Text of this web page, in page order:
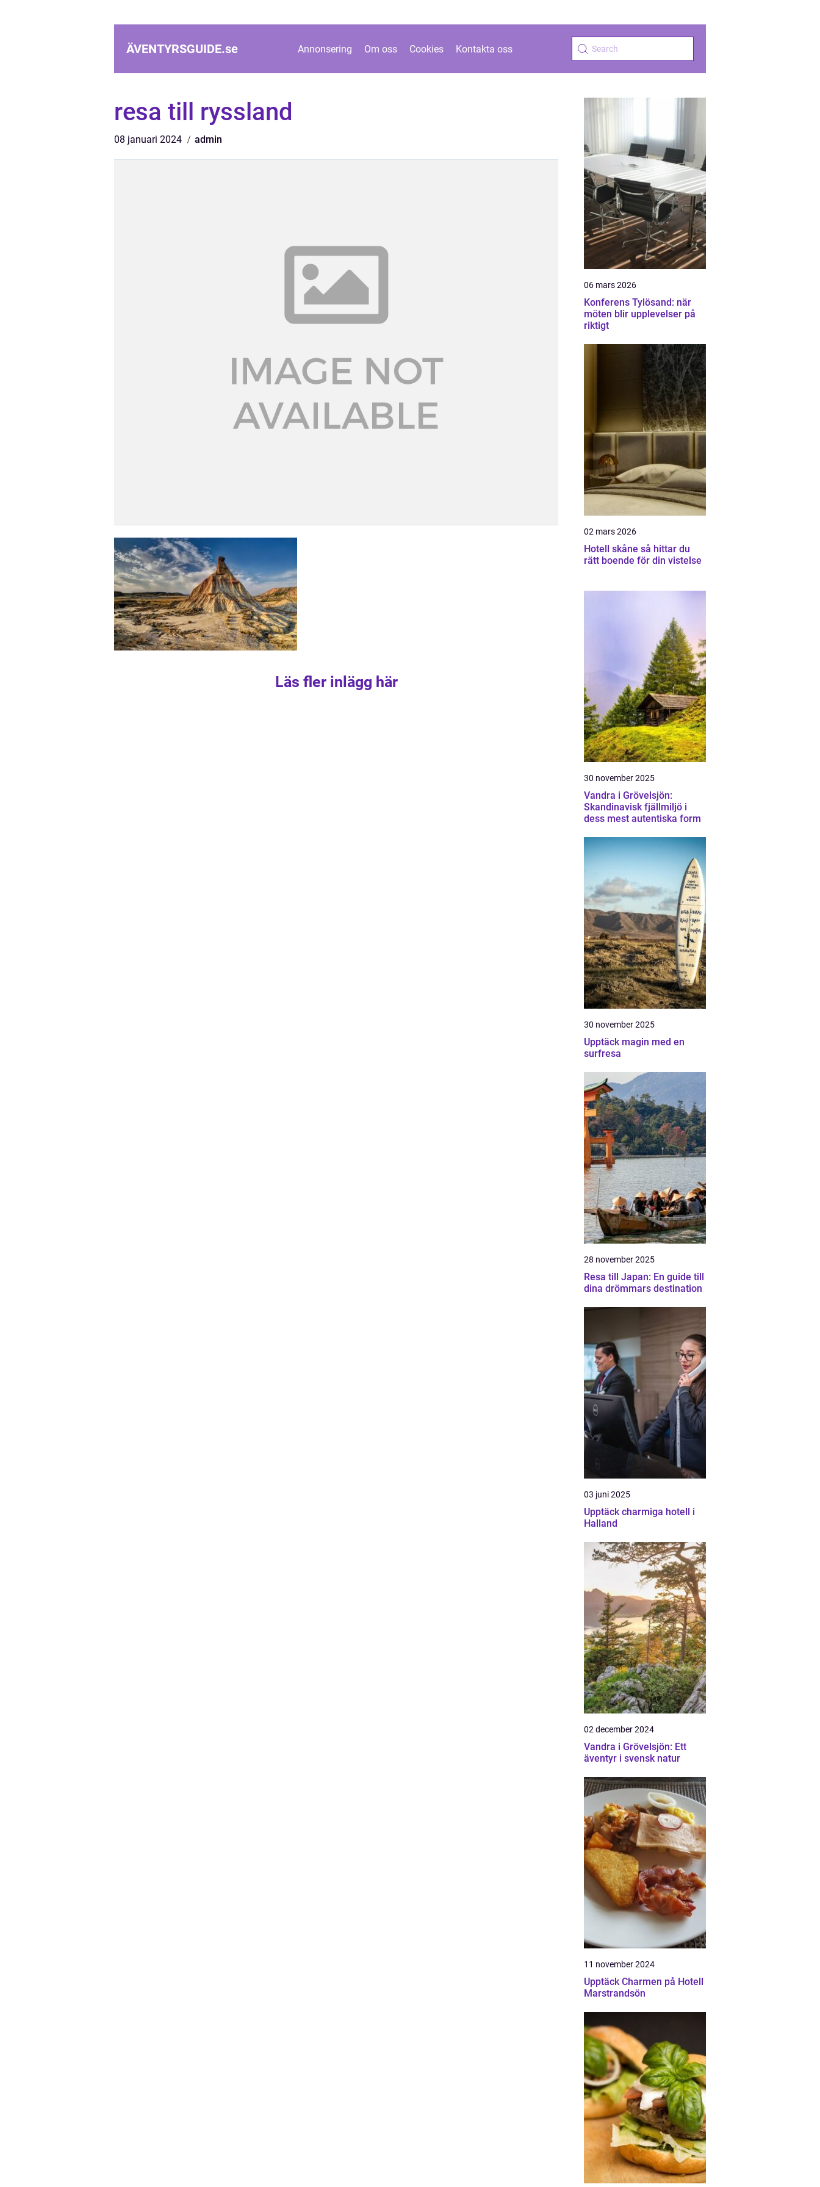
ÄVENTYRSGUIDE.se Annonsering Om oss Cookies Kontakta oss
resa till ryssland
08 januari 2024 admin
Läs fler inlägg här
06 mars 2026
Konferens Tylösand: när
möten blir upplevelser på
riktigt
02 mars 2026
Hotell skåne så hittar du
rätt boende för din vistelse
30 november 2025
Vandra i Grövelsjön:
Skandinavisk fjällmiljö i
dess mest autentiska form
30 november 2025
Upptäck magin med en
surfresa
28 november 2025
Resa till Japan: En guide till
dina drömmars destination
03 juni 2025
Upptäck charmiga hotell i
Halland
02 december 2024
Vandra i Grövelsjön: Ett
äventyr i svensk natur
11 november 2024
Upptäck Charmen på Hotell
Marstrandsön